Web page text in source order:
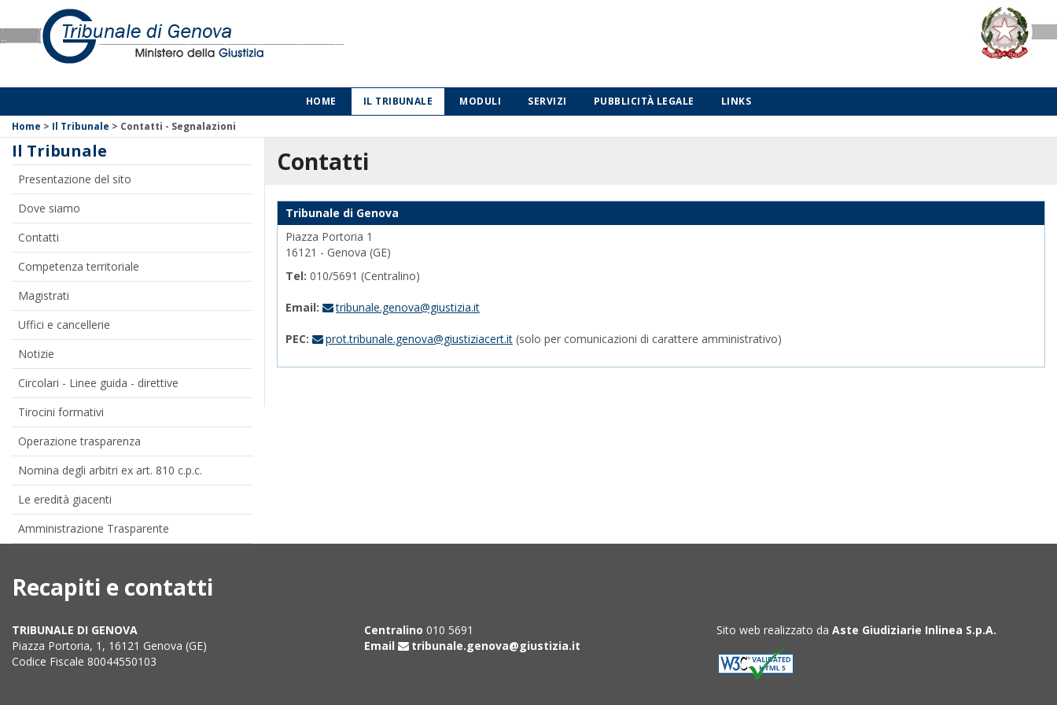
HOME IL TRIBUNALE MODULI SERVIZI PUBBLICITÀ LEGALE
LINKS
Home > Il Tribunale > Contatti - Segnalazioni
Il Tribunale
Presentazione del sito
Dove siamo
Contatti
Competenza territoriale
Magistrati
Uffici e cancellerie
Notizie
Circolari - Linee guida - direttive
Tirocini formativi
Operazione trasparenza
Nomina degli arbitri ex art. 810 c.p.c.
Le eredità giacenti
Amministrazione Trasparente
Contatti
Tribunale di Genova
Piazza Portoria 1
16121 - Genova (GE)
Tel: 010/5691 (Centralino)
Email: tribunale.genova@giustizia.it
PEC: prot.tribunale.genova@giustiziacert.it (solo per comunicazioni di carattere amministrativo)
Recapiti e contatti
TRIBUNALE DI GENOVA
Piazza Portoria, 1, 16121 Genova (GE)
Codice Fiscale 80044550103
Centralino 010 5691
Email
tribunale.genova@giustizia.it
Sito web realizzato da Aste Giudiziarie Inlinea S.p.A.